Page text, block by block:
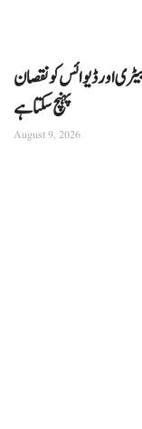
اور ڈیوائس کو نقصان
پہنچ سکتا ہے
August 9, 2026